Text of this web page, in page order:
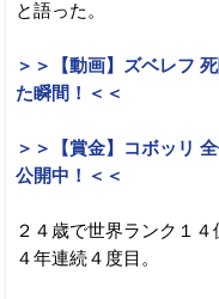
と語った。
＞＞【動画】ズベレフ
た瞬間！＜＜
＞＞【賞金】コボッリ
公開中！＜＜
２４歳で世界ランク１
４年連続４度目。